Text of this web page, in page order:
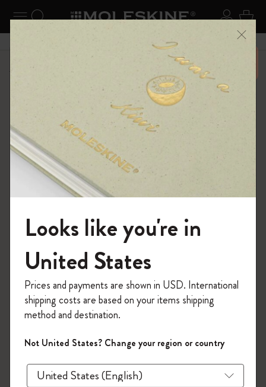
ナビゲーションの切替 ログ
検索 (キーワードなど) カ
6,500円以上のご購入で送料無料 メニ
ーを閉じる
ショップ The Original Notebook
モレスキンの世界へようこそ
「WELCOME10」を入力すると、初回注
文が10%オフ＋送料無料になります。セ
ール・アウトレット品は適用外。
Moleskineアカウントを作成して限定オフ
ァーや会員特典、さらに多くのインスピ
レーションを手に入れましょう。
Looks like you're in
United States
Prices and payments are shown in USD. International
shipping costs are based on your items shipping
method and destination.
Not United States? Change your region or country